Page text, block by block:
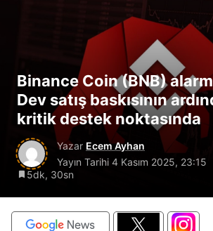
Binance Coin (BNB)
Dev satış baskısının
kritik destek noktasında
Yazar Ecem Ayhan
Yayın Tarihi 4 Kasım 2025, 23:15
5dk, 30sn